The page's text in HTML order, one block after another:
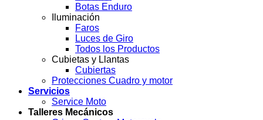
Botas Enduro
Iluminación
Faros
Luces de Giro
Todos los Productos
Cubietas y Llantas
Cubiertas
Protecciones Cuadro y motor
Servicios
Service Moto
Talleres Mecánicos